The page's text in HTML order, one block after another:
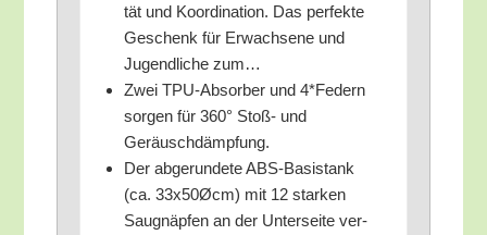
tät und Koor­di­na­ti­on. Das per­fek­te
Geschenk für Erwach­se­ne und
Jugend­li­che zum…
Zwei TPU-Absor­ber und 4*Federn
sor­gen für 360° Stoß- und
Geräuschdämpfung.
Der abge­run­de­te ABS-Basistank
(ca. 33x50Øcm) mit 12 star­ken
Saug­näp­fen an der Unter­sei­te ver­